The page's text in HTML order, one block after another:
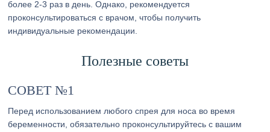
более 2-3 раз в день. Однако, рекомендуется
проконсультироваться с врачом, чтобы получить
индивидуальные рекомендации.
Полезные советы
СОВЕТ №1
Перед использованием любого спрея для носа во время
беременности, обязательно проконсультируйтесь с вашим